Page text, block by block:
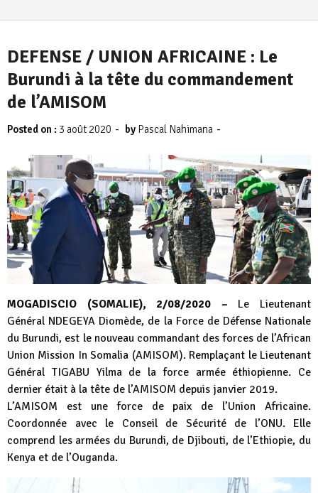
DEFENSE / UNION AFRICAINE : Le
Burundi à la tête du commandement
de l’AMISOM
Posted on : 3 août 2020 - by Pascal Nahimana -
MOGADISCIO (SOMALIE), 2/08/2020 – Le Lieutenant
Général NDEGEYA Diomède, de la Force de Défense Nationale
du Burundi, est le nouveau commandant des forces de l’African
Union Mission In Somalia (AMISOM). Remplaçant le Lieutenant
Général TIGABU Yilma de la force armée éthiopienne. Ce
dernier était à la tête de l’AMISOM depuis janvier 2019.
L’AMISOM est une force de paix de l’Union Africaine.
Coordonnée avec le Conseil de Sécurité de l’ONU. Elle
comprend les armées du Burundi, de Djibouti, de l’Ethiopie, du
Kenya et de l’Ouganda.